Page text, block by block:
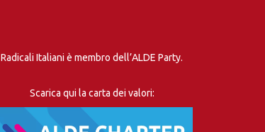
Radicali Italiani è membro dell’ALDE Party.
Scarica qui la carta dei valori: